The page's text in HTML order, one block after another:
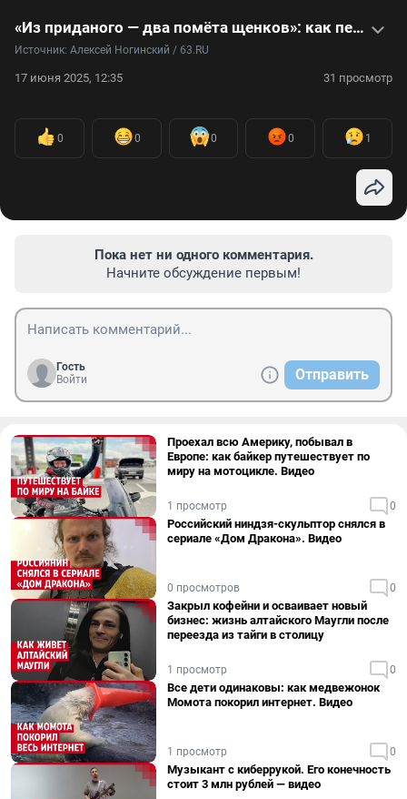
«Из приданого — два помёта щенков»: как пела и плясала первая собачья свадьба — фото и видео
Источник: Алексей Ногинский / 63.RU
17 июня 2025, 12:35 31 просмотр
0 0 0 0 1
Пока нет ни одного комментария.
Начните обсуждение первым!
Гость
Войти
Отправить
Проехал всю Америку, побывал в
Европе: как байкер путешествует по
миру на мотоцикле. Видео
1 просмотр 0
Российский ниндзя-скульптор снялся в
сериале «Дом Дракона». Видео
0 просмотров 0
Закрыл кофейни и осваивает новый
бизнес: жизнь алтайского Маугли после
переезда из тайги в столицу
1 просмотр 0
Все дети одинаковы: как медвежонок
Момота покорил интернет. Видео
1 просмотр 0
Музыкант с киберрукой. Его конечность
стоит 3 млн рублей — видео